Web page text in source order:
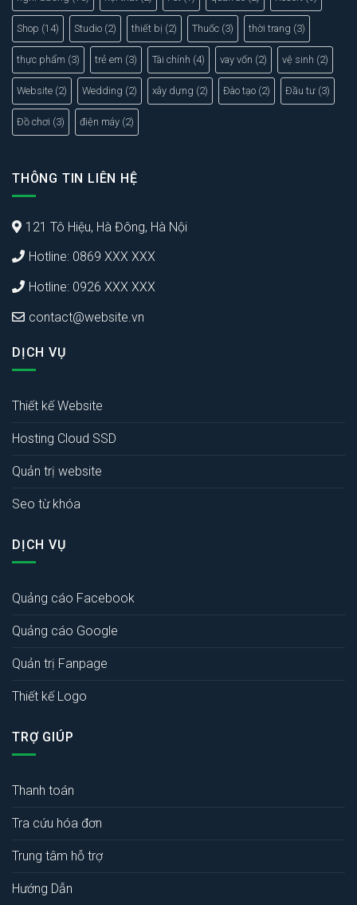
Shop (14) Studio (2) thiết bị (2) Thuốc (3) thời trang (3)
thực phẩm (3) trẻ em (3) Tài chính (4) vay vốn (2) vệ sinh (2)
Website (2) Wedding (2) xây dựng (2) Đào tạo (2) Đầu tư (3)
Đồ chơi (3) điện máy (2)
THÔNG TIN LIÊN HỆ
121 Tô Hiệu, Hà Đông, Hà Nội
Hotline: 0869 XXX XXX
Hotline: 0926 XXX XXX
contact@website.vn
DỊCH VỤ
Thiết kế Website
Hosting Cloud SSD
Quản trị website
Seo từ khóa
DỊCH VỤ
Quảng cáo Facebook
Quảng cáo Google
Quản trị Fanpage
Thiết kế Logo
TRỢ GIÚP
Thanh toán
Tra cứu hóa đơn
Trung tâm hỗ trợ
Hướng Dẫn